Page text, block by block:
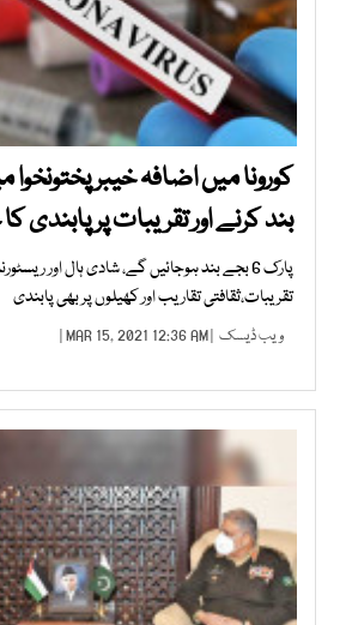
بند کرنے اور تقریبات پر پابندی
پارک 6 بجے بند ہوجائیں گے، شادی ہال اور
تقریبات،ثقافتی تقاریب اور کھیلوں پر بھی پابندی
ویب ڈیسک | MAR 15, 2021 12:36 AM |